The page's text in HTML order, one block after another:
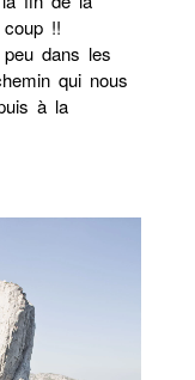
!!
dans les
qui nous
à la